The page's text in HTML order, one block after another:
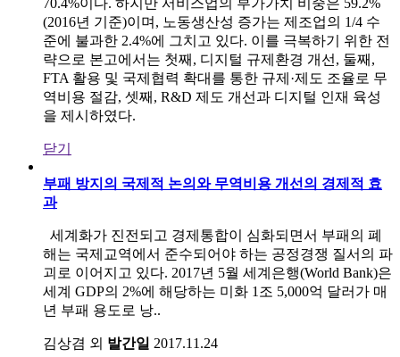
70.4%이다. 하지만 서비스업의 부가가치 비중은 59.2%
(2016년 기준)이며, 노동생산성 증가는 제조업의 1/4 수
준에 불과한 2.4%에 그치고 있다. 이를 극복하기 위한 전
략으로 본고에서는 첫째, 디지털 규제환경 개선, 둘째,
FTA 활용 및 국제협력 확대를 통한 규제·제도 조율로 무
역비용 절감, 셋째, R&D 제도 개선과 디지털 인재 육성
을 제시하였다.
닫기
부패 방지의 국제적 논의와 무역비용 개선의 경제적 효
과
세계화가 진전되고 경제통합이 심화되면서 부패의 폐
해는 국제교역에서 준수되어야 하는 공정경쟁 질서의 파
괴로 이어지고 있다. 2017년 5월 세계은행(World Bank)은
세계 GDP의 2%에 해당하는 미화 1조 5,000억 달러가 매
년 부패 용도로 낭..
김상겸 외 발간일 2017.11.24